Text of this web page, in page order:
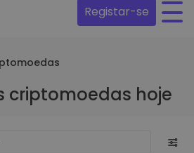
Registar-se
criptomoedas hoje